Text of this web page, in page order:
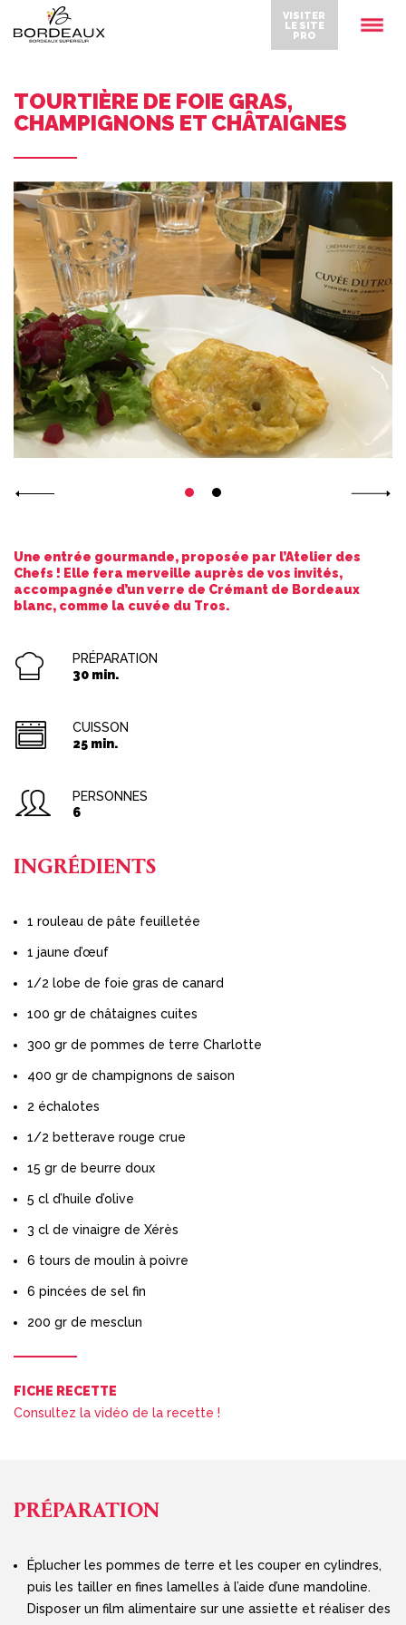
VISITER
LE SITE
PRO
TOURTIÈRE DE FOIE GRAS,
CHAMPIGNONS ET CHÂTAIGNES
Une entrée gourmande, proposée par l’Atelier des
Chefs ! Elle fera merveille auprès de vos invités,
accompagnée d’un verre de Crémant de Bordeaux
blanc, comme la cuvée du Tros.
PRÉPARATION
30 min.
CUISSON
25 min.
PERSONNES
6
INGRÉDIENTS
1 rouleau de pâte feuilletée
1 jaune d’œuf
1/2 lobe de foie gras de canard
100 gr de châtaignes cuites
300 gr de pommes de terre Charlotte
400 gr de champignons de saison
2 échalotes
1/2 betterave rouge crue
15 gr de beurre doux
5 cl d’huile d’olive
3 cl de vinaigre de Xérès
6 tours de moulin à poivre
6 pincées de sel fin
200 gr de mesclun
FICHE RECETTE
Consultez la vidéo de la recette !
PRÉPARATION
Éplucher les pommes de terre et les couper en cylindres,
puis les tailler en fines lamelles à l’aide d’une mandoline.
Disposer un film alimentaire sur une assiette et réaliser des